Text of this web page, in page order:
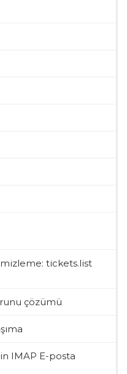
tickets.list
çözümü
IMAP E-posta